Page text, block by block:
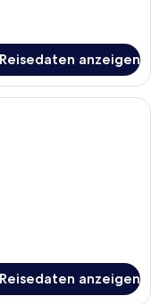
anzeigen
Hotelzimmer mit
anzeigen